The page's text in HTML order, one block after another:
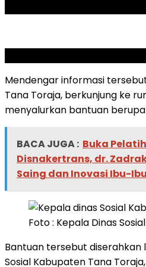
Mendengar informasi
Tana Toraja, berkunjung ke
menyalurkan bantuan
BACA JUGA : Buka
Disnakertrans, dr.
Saing dan Inovasi Ibu-Ibu
Foto : Kepala Dinas
Bantuan tersebut diserahkan
Sosial Kabupaten Tana